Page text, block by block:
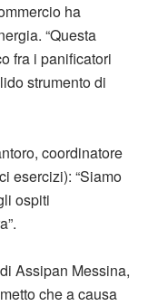
ha
“Questa
fra i panificatori
strumento di
coordinatore
esercizi): “Siamo
ospiti
Assipan Messina,
che a causa